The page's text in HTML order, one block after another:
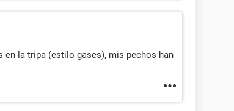
la tripa (estilo gases), mis pechos han